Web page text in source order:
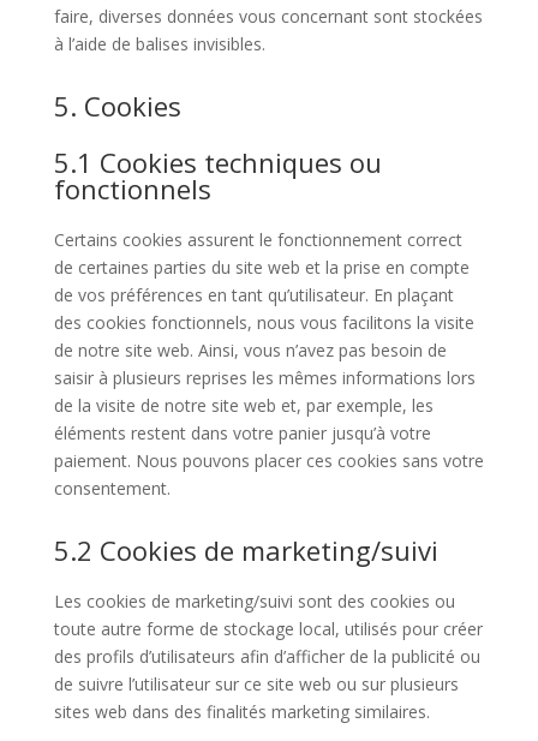
faire, diverses données vous concernant sont stockées
à l’aide de balises invisibles.
5. Cookies
5.1 Cookies techniques ou
fonctionnels
Certains cookies assurent le fonctionnement correct
de certaines parties du site web et la prise en compte
de vos préférences en tant qu’utilisateur. En plaçant
des cookies fonctionnels, nous vous facilitons la visite
de notre site web. Ainsi, vous n’avez pas besoin de
saisir à plusieurs reprises les mêmes informations lors
de la visite de notre site web et, par exemple, les
éléments restent dans votre panier jusqu’à votre
paiement. Nous pouvons placer ces cookies sans votre
consentement.
5.2 Cookies de marketing/suivi
Les cookies de marketing/suivi sont des cookies ou
toute autre forme de stockage local, utilisés pour créer
des profils d’utilisateurs afin d’afficher de la publicité ou
de suivre l’utilisateur sur ce site web ou sur plusieurs
sites web dans des finalités marketing similaires.